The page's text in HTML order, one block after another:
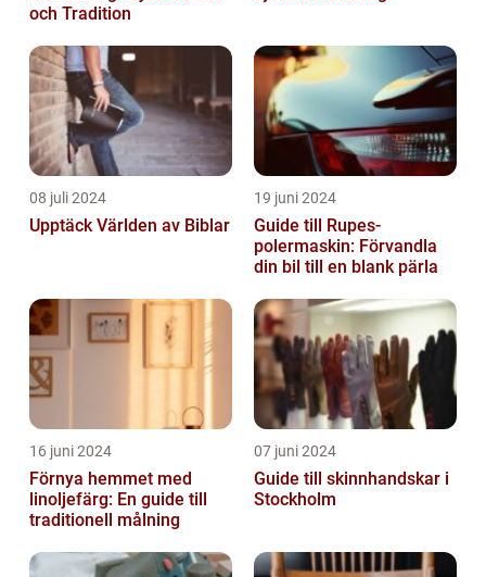
och Tradition
08 juli 2024
Upptäck Världen av Biblar
19 juni 2024
Guide till Rupes-
polermaskin: Förvandla
din bil till en blank pärla
16 juni 2024
Förnya hemmet med
linoljefärg: En guide till
traditionell målning
07 juni 2024
Guide till skinnhandskar i
Stockholm